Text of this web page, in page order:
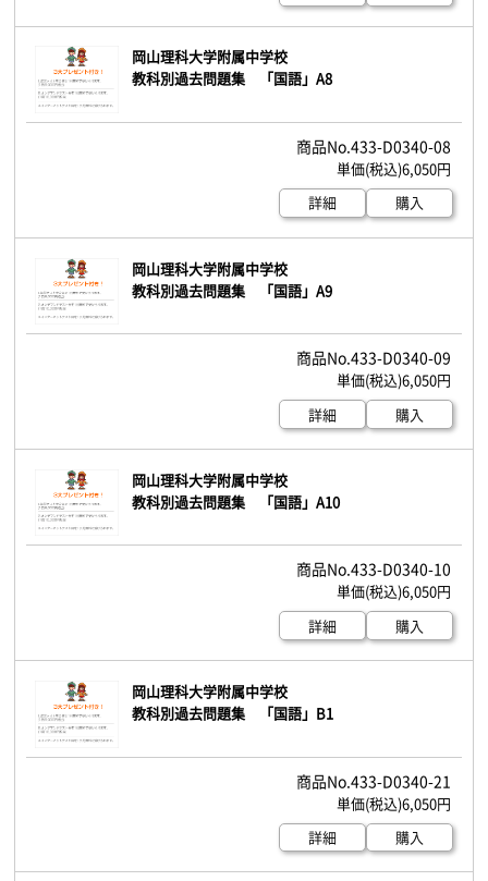
岡山理科大学附属中学校
教科別過去問題集 「国語」A8
433-D0340-08
6,050円
詳細
購入
岡山理科大学附属中学校
教科別過去問題集 「国語」A9
433-D0340-09
6,050円
詳細
購入
岡山理科大学附属中学校
教科別過去問題集 「国語」A10
433-D0340-10
6,050円
詳細
購入
岡山理科大学附属中学校
教科別過去問題集 「国語」B1
433-D0340-21
6,050円
詳細
購入